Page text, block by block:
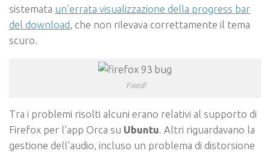
sistemata un’errata visualizzazione della progress bar
del download, che non rilevava correttamente il tema
scuro.
Fixed!
Tra i problemi risolti alcuni erano relativi al supporto di
Firefox per l’app Orca su Ubuntu . Altri riguardavano la
gestione dell’audio, incluso un problema di distorsione